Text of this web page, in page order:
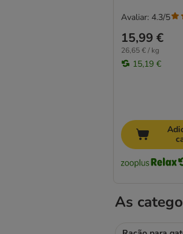
15,99 €
26,65 € / kg
15,19 €
Avaliar: 4.3/5
As